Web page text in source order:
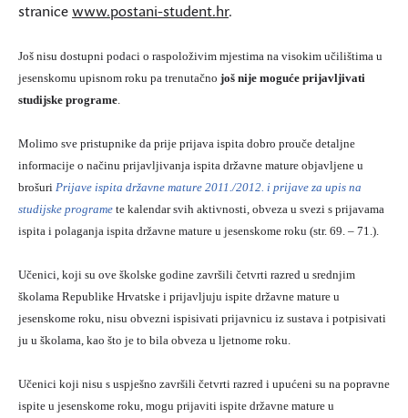
stranicewww.postani-student.hr.
Još nisu dostupni podaci o raspoloživim mjestima na visokim učilištima u
jesenskomu upisnom roku pa trenutačno još nije moguće prijavljivati
studijske programe.
Molimo sve pristupnike da prije prijava ispita dobro prouče detaljne
informacije o načinu prijavljivanja ispita državne mature objavljene u
brošuri Prijave ispita državne mature 2011./2012. i prijave za upis na
studijske programe te kalendar svih aktivnosti, obveza u svezi s prijavama
ispita i polaganja ispita državne mature u jesenskome roku (str. 69. – 71.).
Učenici, koji su ove školske godine završili četvrti razred u srednjim
školama Republike Hrvatske i prijavljuju ispite državne mature u
jesenskome roku, nisu obvezni ispisivati prijavnicu iz sustava i potpisivati
ju u školama, kao što je to bila obveza u ljetnome roku.
Učenici koji nisu s uspješno završili četvrti razred i upućeni su na popravne
ispite u jesenskome roku, mogu prijaviti ispite državne mature u